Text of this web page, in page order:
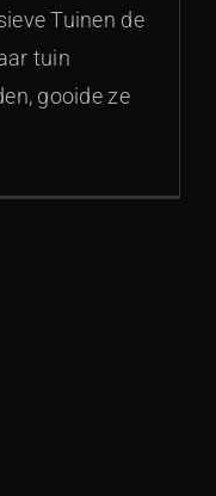
Tuinen de
tuin
gooide ze